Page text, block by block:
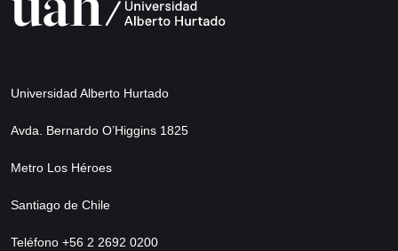
Universidad Alberto Hurtado
Avda. Bernardo O’Higgins 1825
Metro Los Héroes
Santiago de Chile
Teléfono +56 2 2692 0200